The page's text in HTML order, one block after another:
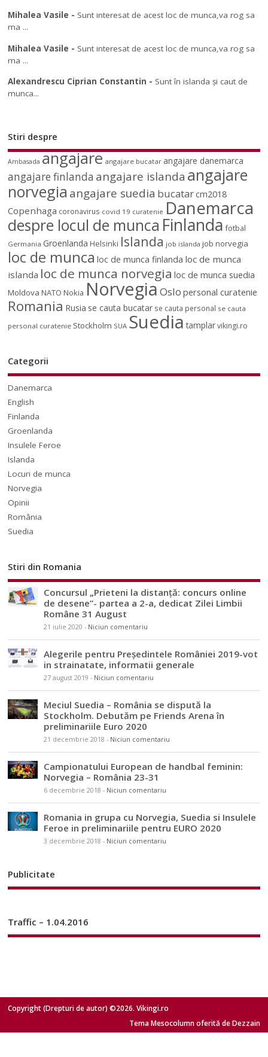
Mihalea Vasile - Sunt interesat de acest loc de munca,va rog sa
ma ...
Mihalea Vasile - Sunt interesat de acest loc de munca,va rog sa
ma ...
Alexandrescu Ciprian Constantin - Sunt în islanda și caut de
munca...
Stiri despre
Ambasada angajare angajare bucatar angajare danemarca
angajare finlanda angajare islanda angajare
norvegia angajare suedia bucatarcm2018
Copenhaga coronavirus covid 19 curatenie Danemarca
despre locul de munca Finlanda fotbal
Germania Groenlanda Helsinki Islanda job islanda job norvegia
loc de munca loc de munca finlanda loc de munca
islanda loc de munca norvegia loc de munca suedia
Moldova NATO Nokia NorvegiaOslo personal curatenie
Romania Rusia se cauta bucatar se cauta personal se cauta
personal curatenie Stockholm SUA Suedia tamplar vikingi.ro
Categorii
Danemarca
English
Finlanda
Groenlanda
Insulele Feroe
Islanda
Locuri de munca
Norvegia
Opinii
România
Suedia
Stiri din Romania
Concursul „Prieteni la distanță: concurs online
de desene”- partea a 2-a, dedicat Zilei Limbii
Române 31 August
21 iulie 2020 - Niciun comentariu
Alegerile pentru Președintele României 2019-vot
in strainatate, informatii generale
27 august 2019 - Niciun comentariu
Meciul Suedia – România se dispută la
Stockholm. Debutăm pe Friends Arena în
preliminariile Euro 2020
21 decembrie 2018 - Niciun comentariu
Campionatului European de handbal feminin:
Norvegia – România 23-31
6 decembrie 2018 - Niciun comentariu
Romania in grupa cu Norvegia, Suedia si Insulele
Feroe in preliminariile pentru EURO 2020
3 decembrie 2018 - Niciun comentariu
Publicitate
Traffic – 1.04.2016
Copyright (Drepturi de autor) ©2026. Vikingi.ro
Tema Mesocolumn oferită de Dezzain